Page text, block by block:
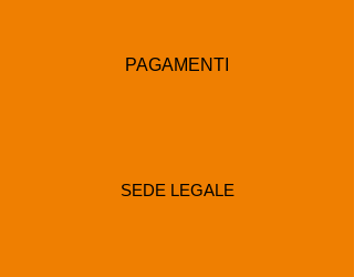
PAGAMENTI
SEDE LEGALE